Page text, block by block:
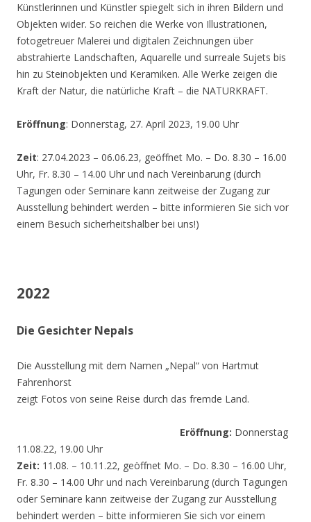
Künstlerinnen und Künstler spiegelt sich in ihren Bildern und
Objekten wider. So reichen die Werke von Illustrationen,
fotogetreuer Malerei und digitalen Zeichnungen über
abstrahierte Landschaften, Aquarelle und surreale Sujets bis
hin zu Steinobjekten und Keramiken. Alle Werke zeigen die
Kraft der Natur, die natürliche Kraft – die NATURKRAFT.
Eröffnung: Donnerstag, 27. April 2023, 19.00 Uhr
Zeit: 27.04.2023 – 06.06.23, geöffnet Mo. – Do. 8.30 – 16.00
Uhr, Fr. 8.30 – 14.00 Uhr und nach Vereinbarung (durch
Tagungen oder Seminare kann zeitweise der Zugang zur
Ausstellung behindert werden – bitte informieren Sie sich vor
einem Besuch sicherheitshalber bei uns!)
2022
Die Gesichter Nepals
Die Ausstellung mit dem Namen „Nepal“ von Hartmut
Fahrenhorst
zeigt Fotos von seine Reise durch das fremde Land.
Eröffnung: Donnerstag
11.08.22, 19.00 Uhr
Zeit: 11.08. – 10.11.22, geöffnet Mo. – Do. 8.30 – 16.00 Uhr,
Fr. 8.30 – 14.00 Uhr und nach Vereinbarung (durch Tagungen
oder Seminare kann zeitweise der Zugang zur Ausstellung
behindert werden – bitte informieren Sie sich vor einem